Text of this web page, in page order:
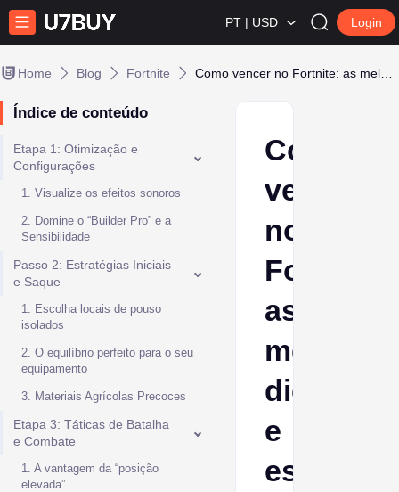
PT | USD Login
Home Blog Fortnite
Índice de conteúdo
Etapa 1: Otimização e
Configurações
1. Visualize os efeitos sonoros
2. Domine o “Builder Pro” e a
Sensibilidade
Passo 2: Estratégias Iniciais
e Saque
1. Escolha locais de pouso
isolados
2. O equilíbrio perfeito para o seu
equipamento
3. Materiais Agrícolas Precoces
Etapa 3: Táticas de Batalha
e Combate
1. A vantagem da “posição
elevada”
Como
vencer
no
Fortnite:
as
melhores
dicas
e